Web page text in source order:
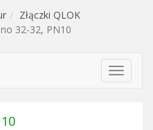
Złączki QLOK
32-32, PN10
Toggle